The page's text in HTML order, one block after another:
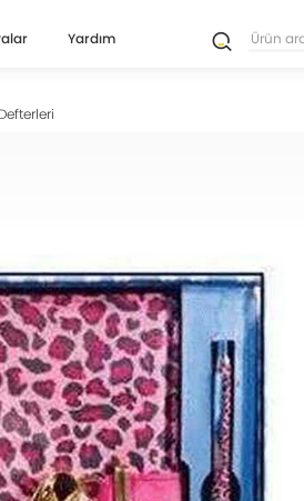
Yardım